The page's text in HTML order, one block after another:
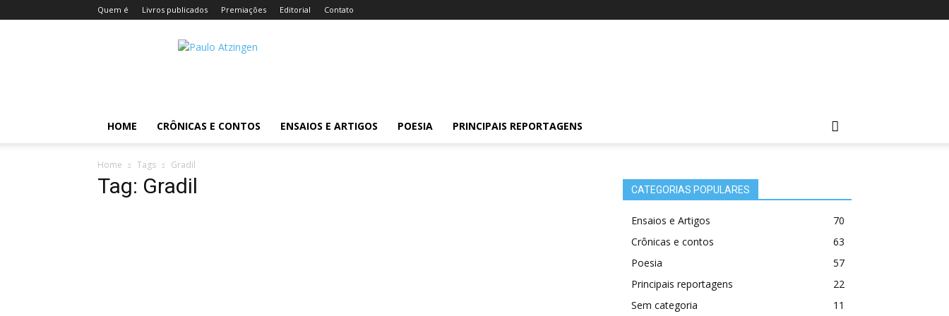
Quem é Livros publicados Premiações Editorial Contato
HOME CRÔNICAS E CONTOS ENSAIOS E ARTIGOS POESIA PRINCIPAIS REPORTAGENS
Home Tags Gradil
Tag: Gradil CATEGORIAS POPULARES
Ensaios e Artigos
70
Crônicas e contos
63
Poesia
57
Principais reportagens
22
Sem categoria
11